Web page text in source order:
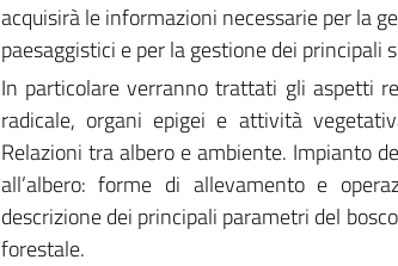
acquisirà le informazioni necessarie per la
paesaggistici e per la gestione dei principali
In particolare verranno trattati gli aspetti
radicale, organi epigei e attività
Relazioni tra albero e ambiente. Impianto
all’albero: forme di allevamento e
descrizione dei principali parametri del
forestale.